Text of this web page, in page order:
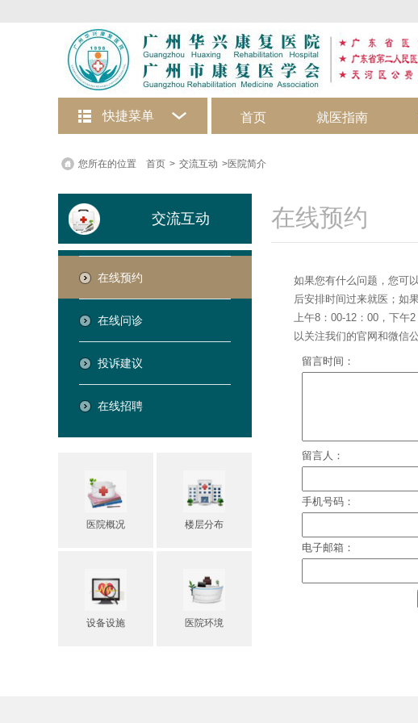
快捷菜单 首页 就医指南
您所在的位置 首页 > 交流互动 >医院简介
交流互动
在线预约
在线问诊
投诉建议
在线招聘
医院概况 楼层分布
设备设施 医院环境
在线预约
如果您有什么问题，您可
后安排时间过来就医；如
上午8：00-12：00，下午
以关注我们的官网和微信